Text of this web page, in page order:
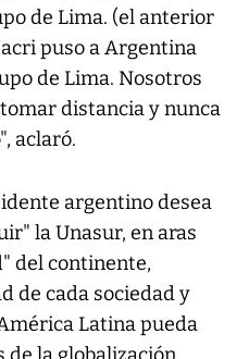
de Lima. (el anterior
puso a Argentina
de Lima. Nosotros
distancia y nunca
aclaró.
argentino desea
la Unasur, en aras
del continente,
de cada sociedad y
Latina pueda